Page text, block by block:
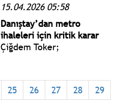
Silivri'de görüldü. İBB
Başkan Ekrem İmamoğlu ile
tutuklu sanıklar hakim
karşısında savunma
yapmaya devam ediyor.
15.04.2026 05:58
Danıştay’dan metro
ihaleleri için kritik karar
Çiğdem Toker;
25 26 27 28
29